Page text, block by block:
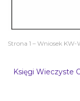
Strona 1 – Wniosek
Księgi Wieczyste